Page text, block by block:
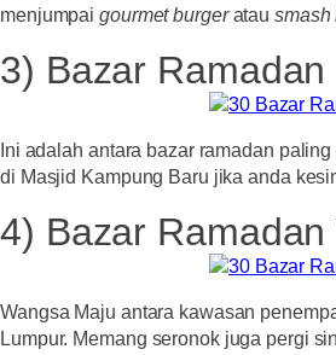
menjumpaigourmet burgeratausmash
3) Bazar
Ini adalah antara bazar ramadan
di Masjid Kampung Baru jika anda
4) Bazar
Wangsa Maju antara kawasan
Lumpur. Memang seronok juga pergi